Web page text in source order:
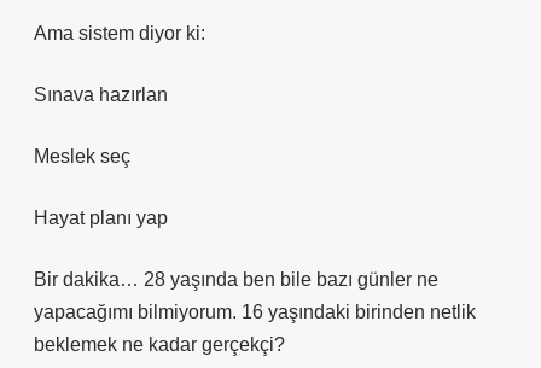
Ama sistem diyor ki:
Sınava hazırlan
Meslek seç
Hayat planı yap
Bir dakika… 28 yaşında ben bile bazı günler ne
yapacağımı bilmiyorum. 16 yaşındaki birinden netlik
beklemek ne kadar gerçekçi?